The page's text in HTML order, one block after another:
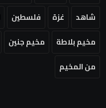
شاهد
غزة فلسطين
مخيم بلاطة
مخيم جنين
من المخيم